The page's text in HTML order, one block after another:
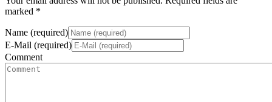
marked *
Name (required)
E-Mail (required)
Comment